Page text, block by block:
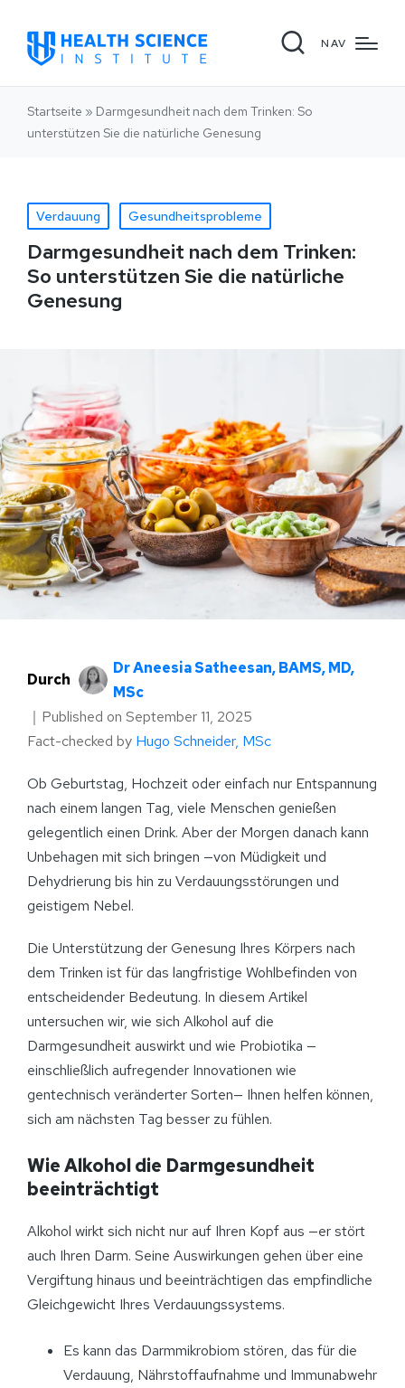
NAV
Startseite » Darmgesundheit nach dem Trinken: So
unterstützen Sie die natürliche Genesung
Verdauung Gesundheitsprobleme
Darmgesundheit nach dem Trinken:
So unterstützen Sie die natürliche
Genesung
Durch
Dr Aneesia Satheesan, BAMS, MD,
MSc
｜ Published on September 11, 2025
Fact-checked by Hugo Schneider, MSc
Ob Geburtstag, Hochzeit oder einfach nur Entspannung
nach einem langen Tag, viele Menschen genießen
gelegentlich einen Drink. Aber der Morgen danach kann
Unbehagen mit sich bringen —von Müdigkeit und
Dehydrierung bis hin zu Verdauungsstörungen und
geistigem Nebel.
Die Unterstützung der Genesung Ihres Körpers nach
dem Trinken ist für das langfristige Wohlbefinden von
entscheidender Bedeutung. In diesem Artikel
untersuchen wir, wie sich Alkohol auf die
Darmgesundheit auswirkt und wie Probiotika —
einschließlich aufregender Innovationen wie
gentechnisch veränderter Sorten— Ihnen helfen können,
sich am nächsten Tag besser zu fühlen.
Wie Alkohol die Darmgesundheit
beeinträchtigt
Alkohol wirkt sich nicht nur auf Ihren Kopf aus —er stört
auch Ihren Darm. Seine Auswirkungen gehen über eine
Vergiftung hinaus und beeinträchtigen das empfindliche
Gleichgewicht Ihres Verdauungssystems.
Es kann das Darmmikrobiom stören, das für die
Verdauung, Nährstoffaufnahme und Immunabwehr